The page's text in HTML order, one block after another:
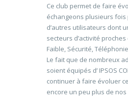
Ce club permet de faire
échangeons plusieurs fois
d’autres utilisateurs dont
secteurs d’activité
Faible, Sécurité,
Le fait que de nombreux
soient équipés d’ IPSOS
continuer à faire évoluer
encore un peu plus de